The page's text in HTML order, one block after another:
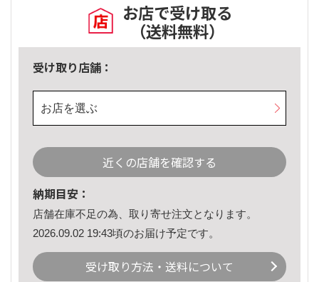
お店で受け取る
（送料無料）
受け取り店舗：
お店を選ぶ
近くの店舗を確認する
納期目安：
店舗在庫不足の為、取り寄せ注文となります。
2026.09.02 19:43頃のお届け予定です。
受け取り方法・送料について